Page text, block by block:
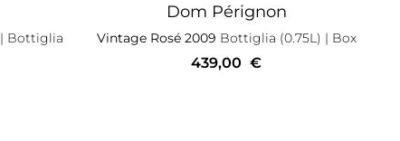
| Bottiglia
Dom Pérignon
Vintage Rosé 2009 Bottiglia (0.75L) | Box
439,00 €